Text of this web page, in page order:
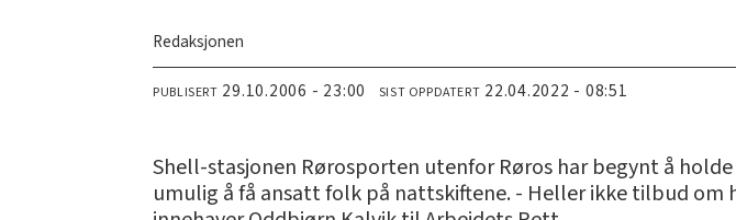
Redaksjonen
PUBLISERT 29.10.2006 - 23:00 SIST OPPDATERT 22.04.2022 - 08:51
Shell-stasjonen Rørosporten utenfor Røros har begynt å
umulig å få ansatt folk på nattskiftene. - Heller ikke tilbud